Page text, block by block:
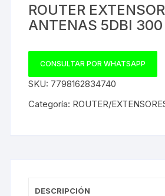
ROUTER
ANTENAS 5DBI
CONSULTAR POR WHATSAPP
SKU: 7798162834740
Categoría: ROUTER/
DESCRIPCIÓN